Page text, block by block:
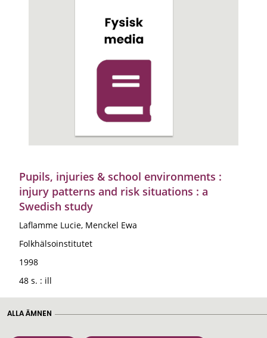
Pupils, injuries & school environments :
injury patterns and risk situations : a
Swedish study
Laflamme Lucie, Menckel Ewa
Folkhälsoinstitutet
1998
48 s. : ill
ALLA ÄMNEN